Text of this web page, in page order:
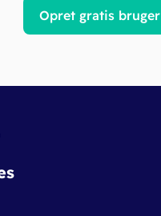
Opret gratis bruger